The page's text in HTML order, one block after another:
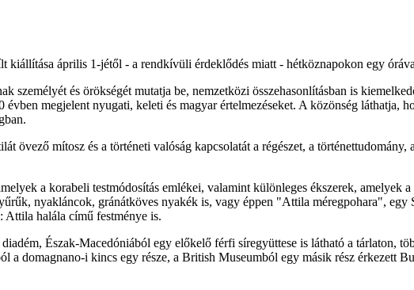
április 1-jétől - a rendkívüli érdeklődés miatt - hétköznapokon egy
személyét és örökségét mutatja be, nemzetközi összehasonlításban is
megjelent nyugati, keleti és magyar értelmezéseket. A közönség láthatja,
övező mítosz és a történeti valóság kapcsolatát a régészet, a
a korabeli testmódosítás emlékei, valamint különleges ékszerek, amelyek
nyakláncok, gránátköves nyakék is, vagy éppen "Attila méregpohara",
Attila halála című festménye is.
Észak-Macedóniából egy előkelő férfi síregyüttese is látható a tárlaton,
domagnano-i kincs egy része, a British Museumból egy másik rész érkezett